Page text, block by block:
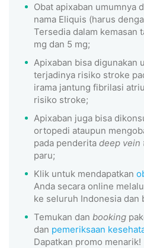
Obat apixaban umumnya
nama Eliquis (harus
Tersedia dalam kemasan
mg dan 5 mg;
Apixaban bisa digunakan
terjadinya risiko stroke
irama jantung fibrilasi
risiko stroke;
Apixaban juga bisa
ortopedi ataupun
pada penderita deep vein
paru;
Klik untuk mendapatkan
Anda secara online
ke seluruh Indonesia dan
Temukan dan booking
dan pemeriksaan
Dapatkan promo menarik!